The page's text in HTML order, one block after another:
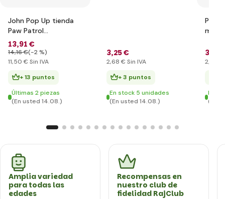
John Pop Up tienda
Paw Patrol
75x75x90cm
13,91 €
14,16 €(-2 %)
11,50 € Sin IVA
+ 13 puntos
Últimas 2 piezas
(En usted 14.08.)
3,25 €
2,68 € Sin IVA
+ 3 puntos
En stock 5 unidades
(En usted 14.08.)
mm
3
2,56 €
En
(En
Amplia variedad
para todas las
edades
Recompensas en
nuestro club de
fidelidad RajClub